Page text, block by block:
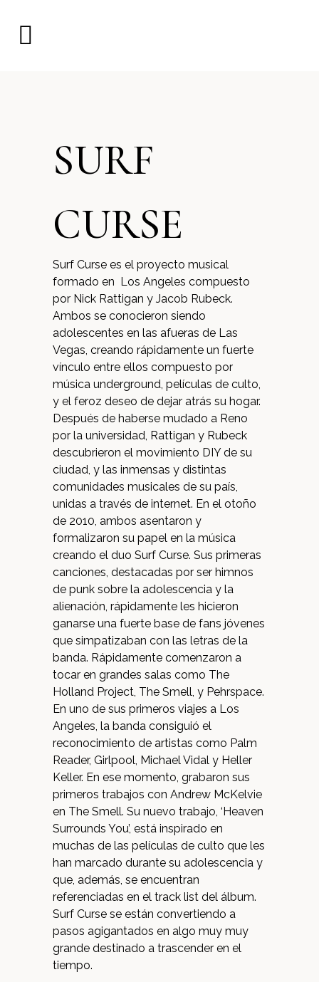
SURF
CURSE
Surf Curse es el proyecto musical
formado en Los Angeles compuesto
por Nick Rattigan y Jacob Rubeck.
Ambos se conocieron siendo
adolescentes en las afueras de Las
Vegas, creando rápidamente un fuerte
vínculo entre ellos compuesto por
música underground, películas de culto,
y el feroz deseo de dejar atrás su hogar.
Después de haberse mudado a Reno
por la universidad, Rattigan y Rubeck
descubrieron el movimiento DIY de su
ciudad, y las inmensas y distintas
comunidades musicales de su país,
unidas a través de internet. En el otoño
de 2010, ambos asentaron y
formalizaron su papel en la música
creando el duo Surf Curse. Sus primeras
canciones, destacadas por ser himnos
de punk sobre la adolescencia y la
alienación, rápidamente les hicieron
ganarse una fuerte base de fans jóvenes
que simpatizaban con las letras de la
banda. Rápidamente comenzaron a
tocar en grandes salas como The
Holland Project, The Smell, y Pehrspace.
En uno de sus primeros viajes a Los
Angeles, la banda consiguió el
reconocimiento de artistas como Palm
Reader, Girlpool, Michael Vidal y Heller
Keller. En ese momento, grabaron sus
primeros trabajos con Andrew McKelvie
en The Smell. Su nuevo trabajo, ‘Heaven
Surrounds You’, está inspirado en
muchas de las películas de culto que les
han marcado durante su adolescencia y
que, además, se encuentran
referenciadas en el track list del álbum.
Surf Curse se están convertiendo a
pasos agigantados en algo muy muy
grande destinado a trascender en el
tiempo.